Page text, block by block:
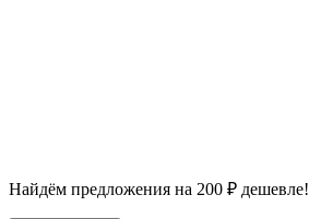
Найдём предложения на 200 ₽ дешевле!